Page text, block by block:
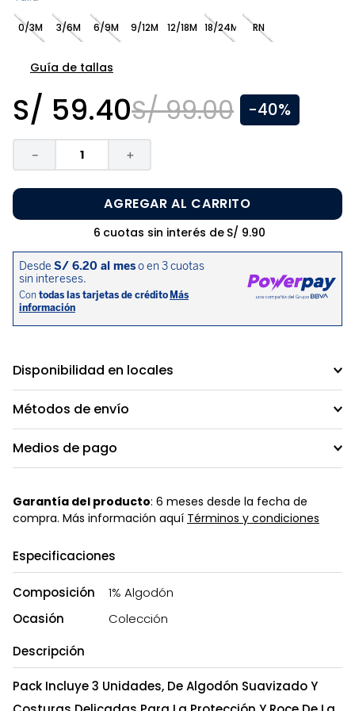
0/3M 3/6M 6/9M 9/12M 12/18M 18/24M RN
Guía de tallas
S/ 59.40S/ 99.00 -40%
＋
－
AGREGAR AL CARRITO
6 cuotas sin interés de S/ 9.90
Disponibilidad en locales
Métodos de envío
Medios de pago
Garantía del producto: 6 meses desde la fecha de
compra. Más información aquí Términos y condiciones
Especificaciones
Composición
1% Algodón
Ocasión
Colección
Descripción
Pack Incluye 3 Unidades, De Algodón Suavizado Y
zapatos niña
pijama